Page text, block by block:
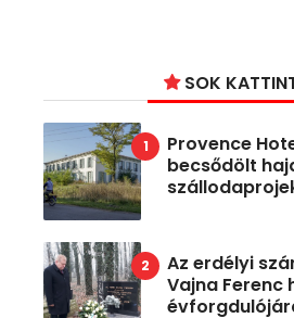
SOK
Provence
becsődölt
Az erdélyi
Vajna Ferenc